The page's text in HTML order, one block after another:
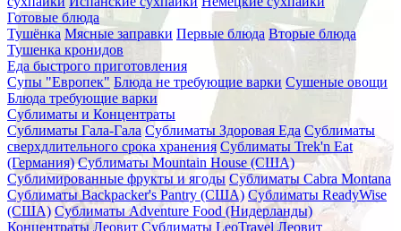
Готовые блюда
Тушёнка Мясные заправки Первые блюда Вторые блюда
Тушенка кронидов
Еда быстрого приготовления
Супы "Европек" Блюда не требующие варки Сушеные овощи
Блюда требующие варки
Сублиматы и Концентраты
Сублиматы Гала-Гала Сублиматы Здоровая Еда Сублиматы
сверхдлительного срока хранения Сублиматы Trek'n Eat
(Германия) Сублиматы Mountain House (США)
Сублимированные фрукты и ягоды Сублиматы Cabra Montana
Сублиматы Backpacker's Pantry (США) Сублиматы ReadyWise
(США) Сублиматы Adventure Food (Нидерланды)
Концентраты Леовит Сублиматы LeoTravel Леовит